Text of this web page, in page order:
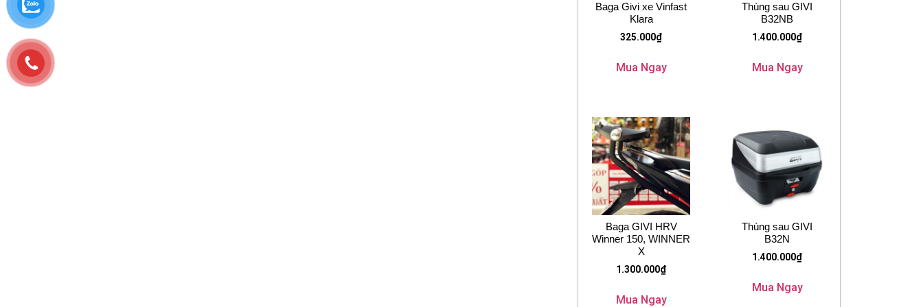
Baga Givi xe Vinfast
Klara
325.000₫
Mua Ngay
Thùng sau GIVI
B32NB
1.400.000₫
Mua Ngay
Baga GIVI HRV
Winner 150, WINNER
X
1.300.000₫
Mua Ngay
Thùng sau GIVI
B32N
1.400.000₫
Mua Ngay